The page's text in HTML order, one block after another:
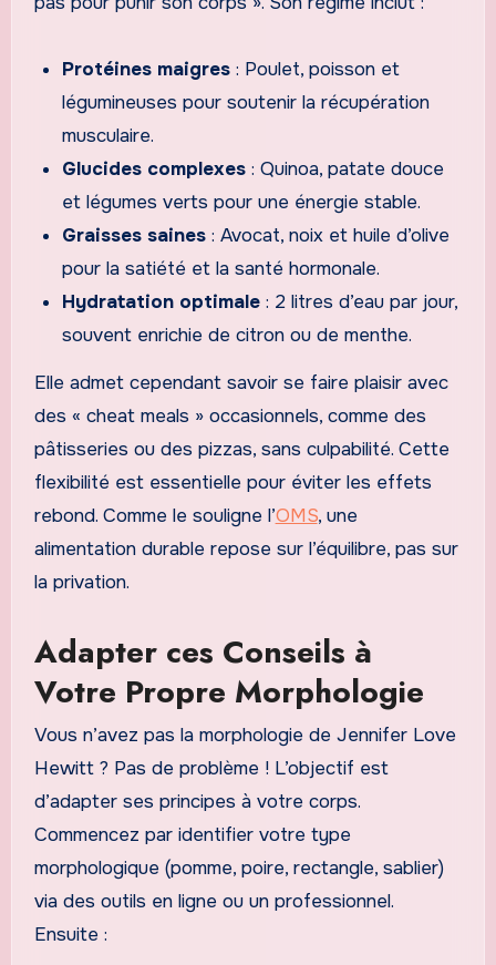
Protéines maigres : Poulet, poisson et
légumineuses pour soutenir la récupération
musculaire.
Glucides complexes : Quinoa, patate douce
et légumes verts pour une énergie stable.
Graisses saines : Avocat, noix et huile d’olive
pour la satiété et la santé hormonale.
Hydratation optimale : 2 litres d’eau par jour,
souvent enrichie de citron ou de menthe.
Elle admet cependant savoir se faire plaisir avec
des « cheat meals » occasionnels, comme des
pâtisseries ou des pizzas, sans culpabilité. Cette
flexibilité est essentielle pour éviter les effets
rebond. Comme le souligne l’OMS, une
alimentation durable repose sur l’équilibre, pas sur
la privation.
Adapter ces Conseils à
Votre Propre Morphologie
Vous n’avez pas la morphologie de Jennifer Love
Hewitt ? Pas de problème ! L’objectif est
d’adapter ses principes à votre corps.
Commencez par identifier votre type
morphologique (pomme, poire, rectangle, sablier)
via des outils en ligne ou un professionnel.
Ensuite :